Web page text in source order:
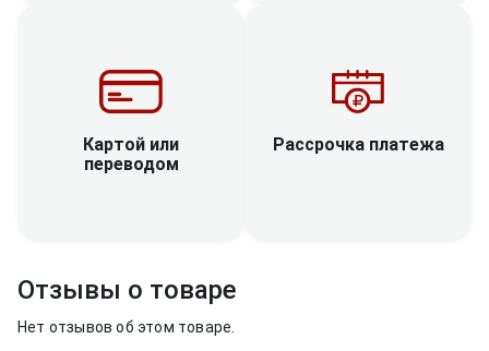
Картой или
переводом
Рассрочка платежа
Отзывы о товаре
Нет отзывов об этом товаре.